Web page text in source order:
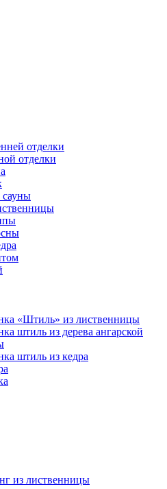
отделки
отделки
сауны
«Штиль» из лиственницы
штиль из дерева ангарской
штиль из кедра
из лиственницы